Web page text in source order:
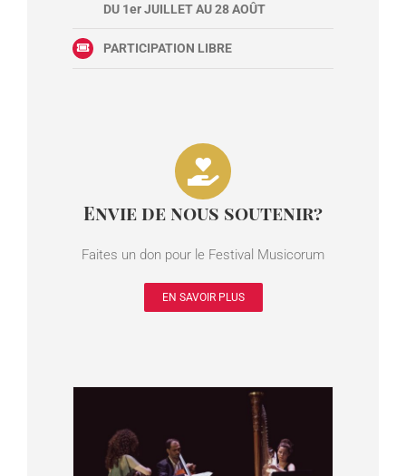
DU 1er JUILLET AU 28 AOÛT
PARTICIPATION LIBRE
Envie de nous soutenir?
Faites un don pour le Festival Musicorum
EN SAVOIR PLUS